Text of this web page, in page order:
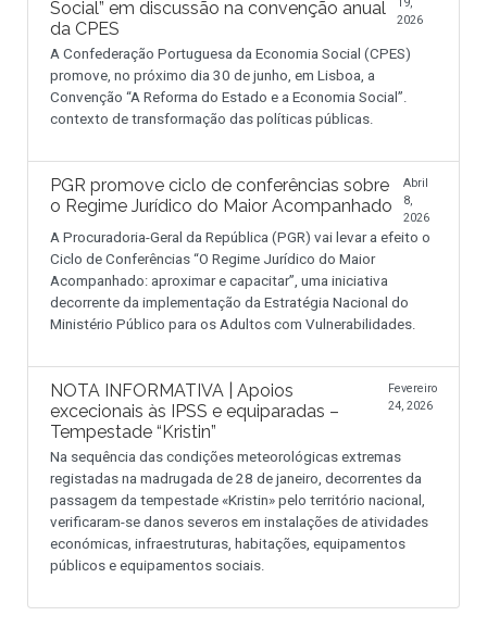
Social” em discussão na convenção anual
da CPES
2026
A Confederação Portuguesa da Economia Social (CPES)
promove, no próximo dia 30 de junho, em Lisboa, a
Convenção “A Reforma do Estado e a Economia Social”.
contexto de transformação das políticas públicas.
PGR promove ciclo de conferências sobre
o Regime Jurídico do Maior Acompanhado
Abril
8,
2026
A Procuradoria-Geral da República (PGR) vai levar a efeito o
Ciclo de Conferências “O Regime Jurídico do Maior
Acompanhado: aproximar e capacitar”, uma iniciativa
decorrente da implementação da Estratégia Nacional do
Ministério Público para os Adultos com Vulnerabilidades.
NOTA INFORMATIVA | Apoios
excecionais às IPSS e equiparadas –
Tempestade “Kristin”
Fevereiro
24, 2026
Na sequência das condições meteorológicas extremas
registadas na madrugada de 28 de janeiro, decorrentes da
passagem da tempestade «Kristin» pelo território nacional,
verificaram-se danos severos em instalações de atividades
económicas, infraestruturas, habitações, equipamentos
públicos e equipamentos sociais.